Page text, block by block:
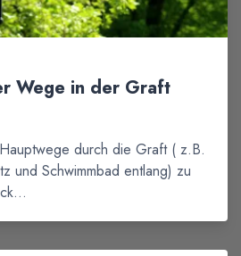
Wege in der Graft
durch die Graft ( z.B.
und Schwimmbad entlang) zu